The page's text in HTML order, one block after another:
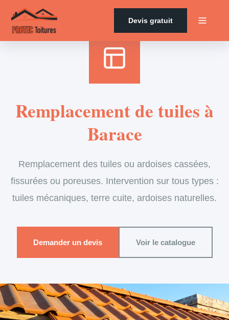
Devis gratuit
Remplacement de tuiles à
Barace
Remplacement des tuiles ou ardoises cassées,
fissurées ou poreuses. Intervention sur tous types :
tuiles mécaniques, terre cuite, ardoises naturelles.
Demander un devis Voir le catalogue